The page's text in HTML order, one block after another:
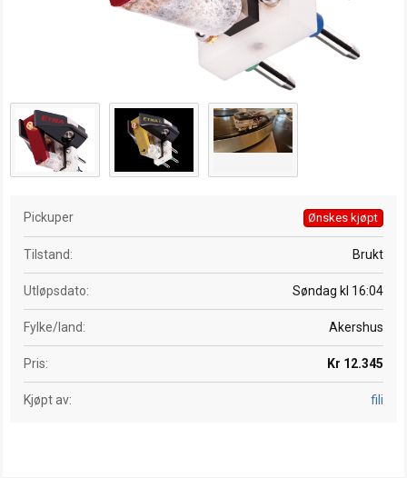
Pickuper Ønskes kjøpt
Tilstand Brukt
Utløpsdato Søndag kl 16:04
Fylke/land Akershus
Pris Kr 12.345
Kjøpt av fili